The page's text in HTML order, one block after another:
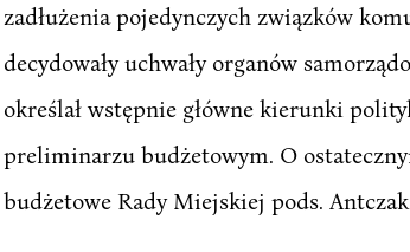
zadłużenia pojedynczych związków
decydowały uchwały organów
określał wstępnie główne kierunki
preliminarzu budżetowym. O
budżetowe Rady Miejskiej pods. Antczak